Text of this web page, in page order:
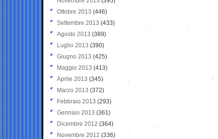
Ottobre 2013 (446)
Settembre 2013 (433)
Agosto 2013 (389)
Luglio 2013 (390)
Giugno 2013 (425)
Maggio 2013 (413)
Aprile 2013 (345)
Marzo 2013 (372)
Febbraio 2013 (293)
Gennaio 2013 (361)
Dicembre 2012 (364)
Novembre 2012 (336)